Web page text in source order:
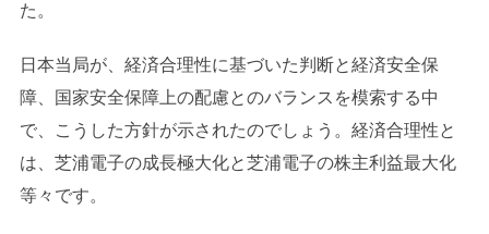
た。
日本当局が、経済合理性に基づいた判断と経済安全保
障、国家安全保障上の配慮とのバランスを模索する中
で、こうした方針が示されたのでしょう。経済合理性と
は、芝浦電子の成長極大化と芝浦電子の株主利益最大化
等々です。